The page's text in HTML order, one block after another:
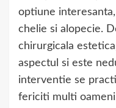
optiune
chelie si alopecie.
chirurgicala
aspectul si este
interventie se
fericiti multi